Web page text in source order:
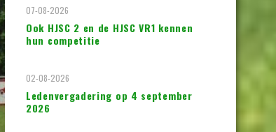
Ook HJSC 2 en de HJSC VR1 kennen
hun competitie
07-08-2026
Ledenvergadering op 4 september
2026
02-08-2026